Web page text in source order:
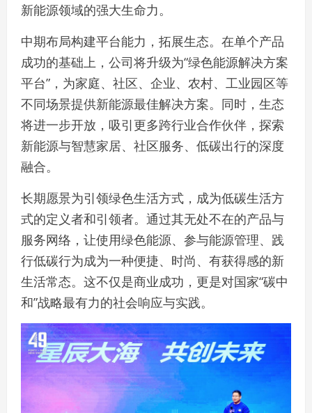
新能源领域的强大生命力。
中期布局构建平台能力，拓展生态。在单个产品
成功的基础上，公司将升级为“绿色能源解决方案
平台”，为家庭、社区、企业、农村、工业园区等
不同场景提供新能源最佳解决方案。同时，生态
将进一步开放，吸引更多跨行业合作伙伴，探索
新能源与智慧家居、社区服务、低碳出行的深度
融合。
长期愿景为引领绿色生活方式，成为低碳生活方
式的定义者和引领者。通过其无处不在的产品与
服务网络，让使用绿色能源、参与能源管理、践
行低碳行为成为一种便捷、时尚、有获得感的新
生活常态。这不仅是商业成功，更是对国家“碳中
和”战略最有力的社会响应与实践。